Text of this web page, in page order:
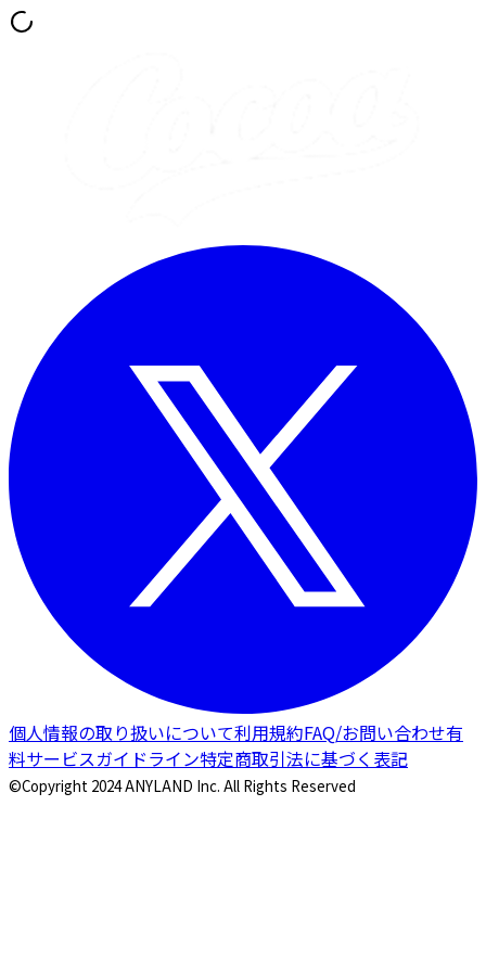
個人情報の取り扱いについて利用規約FAQ/お問い合わせ有
料サービスガイドライン特定商取引法に基づく表記
©Copyright 2024 ANYLAND Inc. All Rights Reserved